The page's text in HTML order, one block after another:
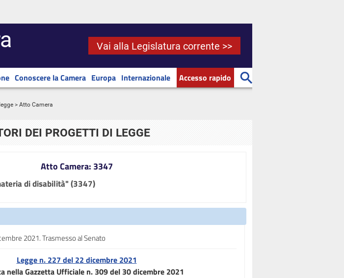
Vai alla Legislatura corrente >>
Conoscere la Camera Europa Internazionale Accesso rapido
> Atto Camera
DEI PROGETTI DI LEGGE
Atto Camera: 3347
di disabilità" (3347)
2021. Trasmesso al Senato
Legge n. 227 del 22 dicembre 2021
nella Gazzetta Ufficiale n. 309 del 30 dicembre 2021